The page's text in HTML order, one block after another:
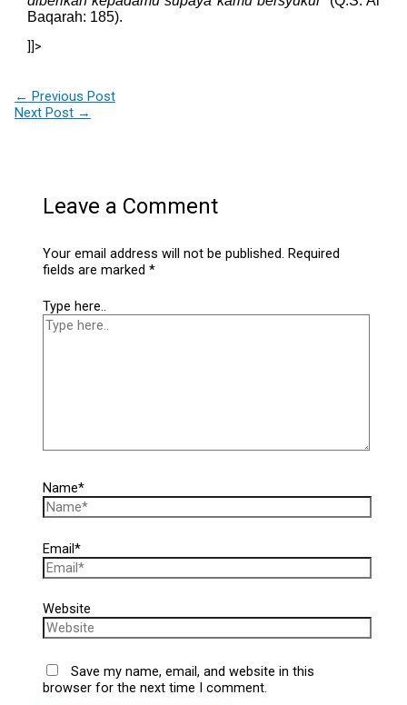
Baqarah: 185).
]]>
← Previous Post
Next Post →
Leave a Comment
Your email address will not be published. Required
fields are marked*
Type here..
Name*
Email*
Website
Save my name, email, and website in this
browser for the next time I comment.